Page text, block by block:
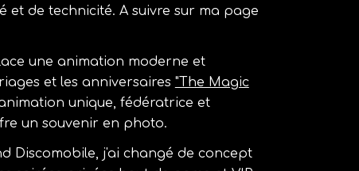
et de technicité. A suivre sur ma page
une animation moderne et
et les anniversaires "The Magic
unique, fédératrice et
un souvenir en photo.
Discomobile, j'ai changé de concept